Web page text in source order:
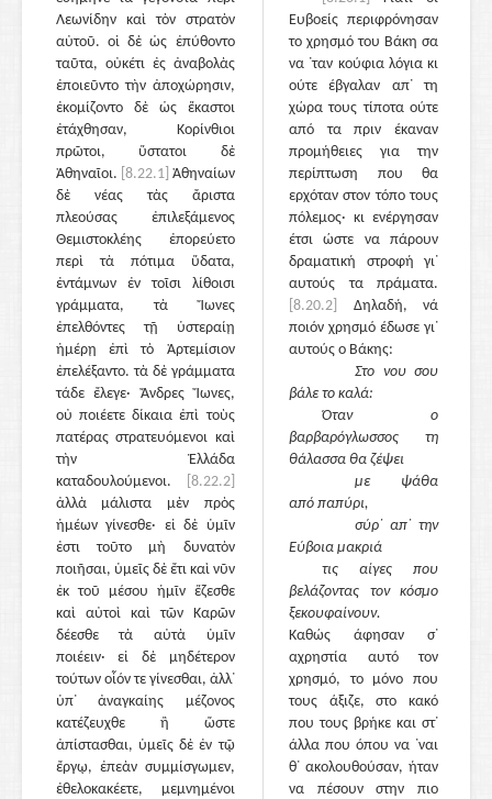
Λεωνίδην καὶ τὸν στρατὸν
αὐτοῦ. οἱ δὲ ὡς ἐπύθοντο
ταῦτα, οὐκέτι ἐς ἀναβολὰς
ἐποιεῦντο τὴν ἀποχώρησιν,
ἐκομίζοντο δὲ ὡς ἕκαστοι
ἐτάχθησαν, Κορίνθιοι
πρῶτοι, ὕστατοι δὲ
Ἀθηναῖοι. [8.22.1] Ἀθηναίων
δὲ νέας τὰς ἄριστα
πλεούσας ἐπιλεξάμενος
Θεμιστοκλέης ἐπορεύετο
περὶ τὰ πότιμα ὕδατα,
ἐντάμνων ἐν τοῖσι λίθοισι
γράμματα, τὰ Ἴωνες
ἐπελθόντες τῇ ὑστεραίῃ
ἡμέρῃ ἐπὶ τὸ Ἀρτεμίσιον
ἐπελέξαντο. τὰ δὲ γράμματα
τάδε ἔλεγε· Ἄνδρες Ἴωνες,
οὐ ποιέετε δίκαια ἐπὶ τοὺς
πατέρας στρατευόμενοι καὶ
τὴν Ἑλλάδα
καταδουλούμενοι.
[8.22.2]
ἀλλὰ μάλιστα μὲν πρὸς
ἡμέων γίνεσθε· εἰ δὲ ὑμῖν
ἐστι τοῦτο μὴ δυνατὸν
ποιῆσαι, ὑμεῖς δὲ ἔτι καὶ νῦν
ἐκ τοῦ μέσου ἡμῖν ἕζεσθε
καὶ αὐτοὶ καὶ τῶν Καρῶν
δέεσθε τὰ αὐτὰ ὑμῖν
ποιέειν· εἰ δὲ μηδέτερον
τούτων οἷόν τε γίνεσθαι, ἀλλ᾽
ὑπ᾽ ἀναγκαίης μέζονος
κατέζευχθε ἢ ὥστε
ἀπίστασθαι, ὑμεῖς δὲ ἐν τῷ
ἔργῳ, ἐπεὰν συμμίσγωμεν,
ἐθελοκακέετε, μεμνημένοι
Ευβοείς περιφρόνησαν
το χρησμό του Βάκη σα
να ᾽ταν κούφια λόγια κι
ούτε έβγαλαν απ᾽ τη
χώρα τους τίποτα ούτε
από τα πριν έκαναν
προμήθειες για την
περίπτωση που θα
ερχόταν στον τόπο τους
πόλεμος· κι ενέργησαν
έτσι ώστε να πάρουν
δραματική στροφή γι᾽
αυτούς τα πράματα.
[8.20.2]
Δηλαδή, νά
ποιόν χρησμό έδωσε γι᾽
αυτούς ο Βάκης:
Στο νου σου
βάλε το καλά:
Όταν ο
βαρβαρόγλωσσος τη
θάλασσα θα ζέψει
με ψάθα
από παπύρι,
σύρ᾽ απ᾽ την
Εύβοια μακριά
τις αίγες που
βελάζοντας τον κόσμο
ξεκουφαίνουν.
Καθώς άφησαν σ᾽
αχρηστία αυτό τον
χρησμό, το μόνο που
τους άξιζε, στο κακό
που τους βρήκε και στ᾽
άλλα που όπου να ᾽ναι
θ᾽ ακολουθούσαν, ήταν
να πέσουν στην πιο